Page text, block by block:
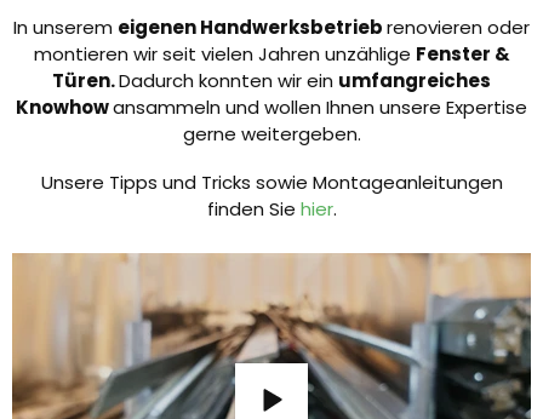
In unserem eigenen Handwerksbetriebrenovieren oder
montieren wir seit vielen Jahren unzählige Fenster &
Türen.Dadurch konnten wir ein umfangreiches
Knowhowansammeln und wollen Ihnen unsere Expertise
gerne weitergeben.
Unsere Tipps und Tricks sowie Montageanleitungen
finden Sie hier.